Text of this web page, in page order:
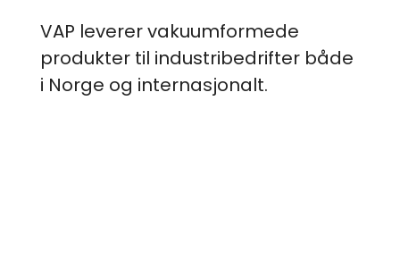
VAP leverer vakuumformede
produkter til industribedrifter både
i Norge og internasjonalt.